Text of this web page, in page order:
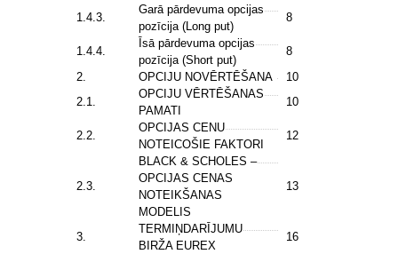
1.4.3.
Garā pārdevuma opcijas
pozīcija (Long put)
8
1.4.4.
Īsā pārdevuma opcijas
pozīcija (Short put)
8
2.
OPCIJU NOVĒRTĒŠANA
10
2.1.
OPCIJU VĒRTĒŠANAS
PAMATI
10
2.2.
OPCIJAS CENU
NOTEICOŠIE FAKTORI
12
2.3.
BLACK & SCHOLES –
OPCIJAS CENAS
NOTEIKŠANAS
MODELIS
13
3.
TERMIŅDARĪJUMU
BIRŽA EUREX
16